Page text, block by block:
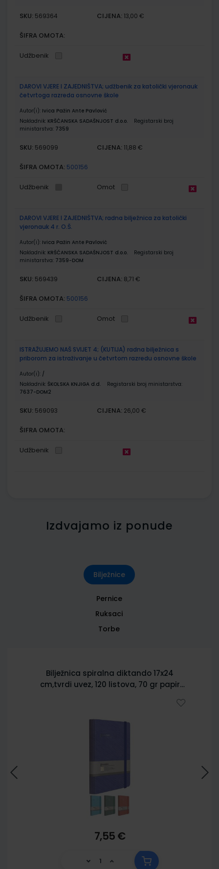
SKU: 569364 CIJENA: 13,00 €
ŠIFRA OMOTA:
Udžbenik
DAROVI VJERE I ZAJEDNIŠTVA; udžbenik za katolički vjeronauk
četvrtoga razreda osnovne škole
Autor(i): Ivica Pažin Ante Pavlović
Nakladnik: KRŠĆANSKA SADAŠNJOST d.o.o.
Registarski broj
ministarstva: 7359
SKU: 569099 CIJENA: 11,88 €
ŠIFRA OMOTA: 500156
Udžbenik Omot
DAROVI VJERE I ZAJEDNIŠTVA; radna bilježnica za katolički
vjeronauk 4 r. O.Š.
Autor(i): Ivica Pažin Ante Pavlović
Nakladnik: KRŠĆANSKA SADAŠNJOST d.o.o.
Registarski broj
ministarstva: 7359-DOM
SKU: 569439 CIJENA: 8,71 €
ŠIFRA OMOTA: 500156
Udžbenik Omot
ISTRAŽUJEMO NAŠ SVIJET 4; (KUTIJA) radna bilježnica s
priborom za istraživanje u četvrtom razredu osnovne škole
Autor(i): /
Nakladnik: ŠKOLSKA KNJIGA d.d.
Registarski broj ministarstva:
7637-DOM2
SKU: 569093 CIJENA: 26,00 €
ŠIFRA OMOTA:
Udžbenik
Izdvajamo iz ponude
Bilježnice
Pernice
Ruksaci
Torbe
Bilježnica spiralna diktando 17x24
cm,tvrdi uvez, 120 listova, 70 gr papir
7,55 €